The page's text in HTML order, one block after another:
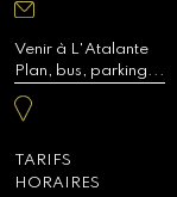
Venir à L'Atalante
Plan, bus, parking...
TARIFS
HORAIRES